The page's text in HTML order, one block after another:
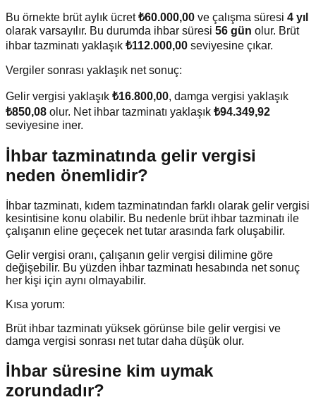
Bu örnekte brüt aylık ücret ₺60.000,00 ve çalışma süresi 4 yıl
olarak varsayılır. Bu durumda ihbar süresi 56 gün olur. Brüt
ihbar tazminatı yaklaşık ₺112.000,00 seviyesine çıkar.
Vergiler sonrası yaklaşık net sonuç:
Gelir vergisi yaklaşık ₺16.800,00, damga vergisi yaklaşık
₺850,08 olur. Net ihbar tazminatı yaklaşık ₺94.349,92
seviyesine iner.
İhbar tazminatında gelir vergisi
neden önemlidir?
İhbar tazminatı, kıdem tazminatından farklı olarak gelir vergisi
kesintisine konu olabilir. Bu nedenle brüt ihbar tazminatı ile
çalışanın eline geçecek net tutar arasında fark oluşabilir.
Gelir vergisi oranı, çalışanın gelir vergisi dilimine göre
değişebilir. Bu yüzden ihbar tazminatı hesabında net sonuç
her kişi için aynı olmayabilir.
Kısa yorum:
Brüt ihbar tazminatı yüksek görünse bile gelir vergisi ve
damga vergisi sonrası net tutar daha düşük olur.
İhbar süresine kim uymak
zorundadır?